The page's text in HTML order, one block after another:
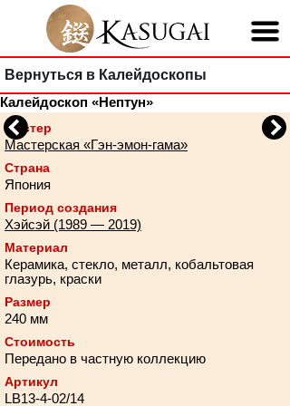
Вернуться в Калейдоскопы
Калейдоскоп «Нептун»
Previous
Мастер
Мастерская «Гэн-эмон-гама»
Страна
Япония
Период создания
Хэйсэй (1989 — 2019)
Материал
Керамика, стекло, металл, кобальтовая
глазурь, краски
Размер
240 мм
Стоимость
Передано в частную коллекцию
Артикул
LB13-4-02/14